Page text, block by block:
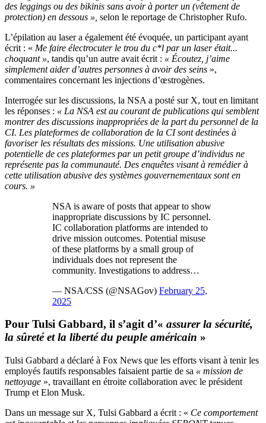
des leggings ou des bikinis sans avoir à porter un (vêtement de
protection) en dessous », selon le reportage de Christopher Rufo.
L’épilation au laser a également été évoquée, un participant ayant
écrit : « Me faire électrocuter le trou du c*l par un laser était...
choquant », tandis qu’un autre avait écrit : « Écoutez, j’aime
simplement aider d’autres personnes à avoir des seins »,
commentaires concernant les injections d’œstrogènes.
Interrogée sur les discussions, la NSA a posté sur X, tout en limitant
les réponses : « La NSA est au courant de publications qui semblent
montrer des discussions inappropriées de la part du personnel de la
CI. Les plateformes de collaboration de la CI sont destinées à
favoriser les résultats des missions. Une utilisation abusive
potentielle de ces plateformes par un petit groupe d’individus ne
représente pas la communauté. Des enquêtes visant à remédier à
cette utilisation abusive des systèmes gouvernementaux sont en
cours. »
NSA is aware of posts that appear to show
inappropriate discussions by IC personnel.
IC collaboration platforms are intended to
drive mission outcomes. Potential misuse
of these platforms by a small group of
individuals does not represent the
community. Investigations to address…
— NSA/CSS (@NSAGov) February 25,
2025
Pour Tulsi Gabbard, il s’agit d’« assurer la sécurité,
la sûreté et la liberté du peuple américain »
Tulsi Gabbard a déclaré à Fox News que les efforts visant à tenir les
employés fautifs responsables faisaient partie de sa « mission de
nettoyage », travaillant en étroite collaboration avec le président
Trump et Elon Musk.
Dans un message sur X, Tulsi Gabbard a écrit : « Ce comportement